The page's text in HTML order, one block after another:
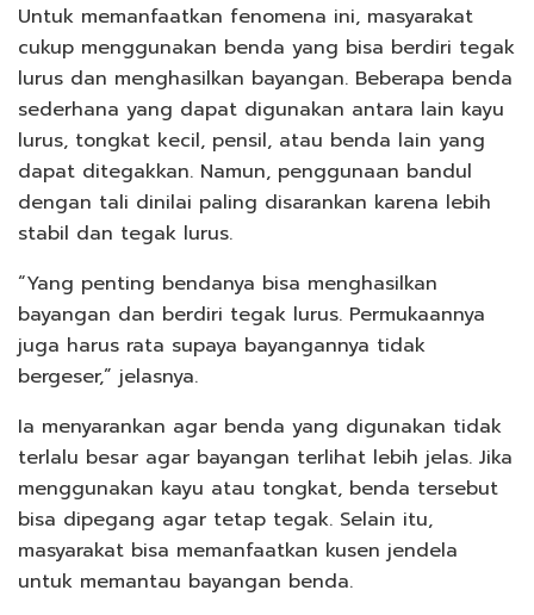
Untuk memanfaatkan fenomena ini, masyarakat
cukup menggunakan benda yang bisa berdiri tegak
lurus dan menghasilkan bayangan. Beberapa benda
sederhana yang dapat digunakan antara lain kayu
lurus, tongkat kecil, pensil, atau benda lain yang
dapat ditegakkan. Namun, penggunaan bandul
dengan tali dinilai paling disarankan karena lebih
stabil dan tegak lurus.
“Yang penting bendanya bisa menghasilkan
bayangan dan berdiri tegak lurus. Permukaannya
juga harus rata supaya bayangannya tidak
bergeser,” jelasnya.
Ia menyarankan agar benda yang digunakan tidak
terlalu besar agar bayangan terlihat lebih jelas. Jika
menggunakan kayu atau tongkat, benda tersebut
bisa dipegang agar tetap tegak. Selain itu,
masyarakat bisa memanfaatkan kusen jendela
untuk memantau bayangan benda.